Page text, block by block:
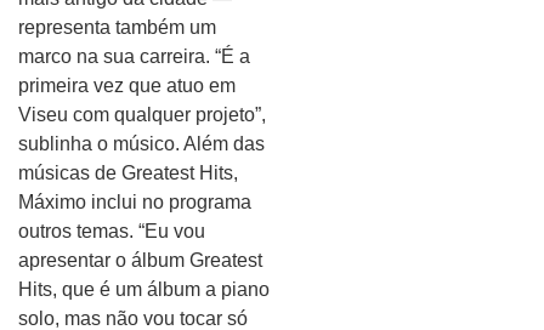
representa também um
marco na sua carreira. “É a
primeira vez que atuo em
Viseu com qualquer projeto”,
sublinha o músico. Além das
músicas de Greatest Hits,
Máximo inclui no programa
outros temas. “Eu vou
apresentar o álbum Greatest
Hits, que é um álbum a piano
solo, mas não vou tocar só